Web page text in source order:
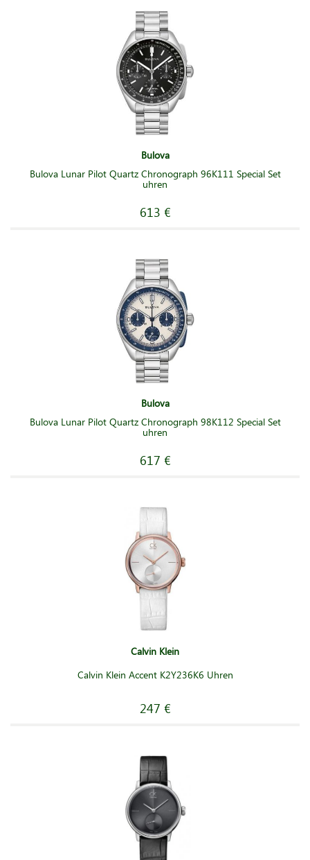
Bulova
Bulova Lunar Pilot Quartz Chronograph 96K111 Special Set
uhren
613 €
Bulova
Bulova Lunar Pilot Quartz Chronograph 98K112 Special Set
uhren
617 €
Calvin Klein
Calvin Klein Accent K2Y236K6 Uhren
247 €